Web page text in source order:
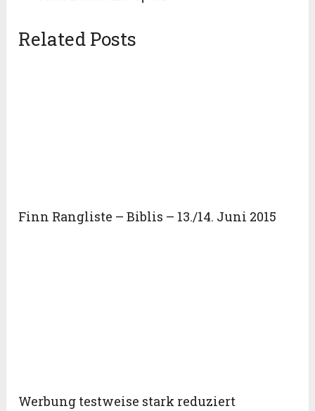
Related Posts
Finn Rangliste – Biblis – 13./14. Juni 2015
Werbung testweise stark reduziert